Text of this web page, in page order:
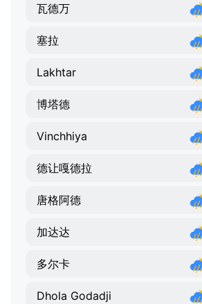
瓦德万
塞拉
Lakhtar
博塔德
Vinchhiya
德让嘎德拉
唐格阿德
加达达
多尔卡
Dhola Godadji